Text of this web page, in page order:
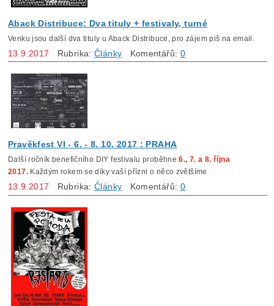
Aback Distribuce: Dva tituly + festivaly, turné
Venku jsou další dva tituly u Aback Distribuce, pro zájem piš na email.
13.9.2017 Rubrika:Články Komentářů: 0
Pravěkfest VI - 6. - 8. 10. 2017 : PRAHA
Další ročník benefičního DIY festivalu proběhne6., 7. a 8. října
2017.Každým rokem se díky vaší přízni o něco zvětšíme
13.9.2017 Rubrika:Články Komentářů: 0